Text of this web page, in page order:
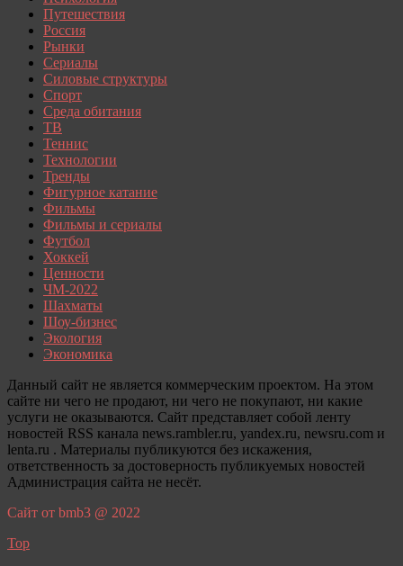
Путешествия
Россия
Рынки
Сериалы
Силовые структуры
Спорт
Среда обитания
ТВ
Теннис
Технологии
Тренды
Фигурное катание
Фильмы
Фильмы и сериалы
Футбол
Хоккей
Ценности
ЧМ-2022
Шахматы
Шоу-бизнес
Экология
Экономика
Данный сайт не является коммерческим проектом. На этом
сайте ни чего не продают, ни чего не покупают, ни какие
услуги не оказываются. Сайт представляет собой ленту
новостей RSS канала news.rambler.ru, yandex.ru, newsru.com и
lenta.ru . Материалы публикуются без искажения,
ответственность за достоверность публикуемых новостей
Администрация сайта не несёт.
Сайт от bmb3 @ 2022
Top